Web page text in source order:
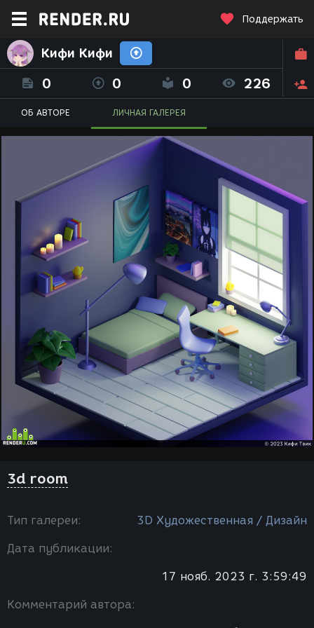
Поддержать
Кифи Кифи
0 0 0 226
ОБ АВТОРЕ ЛИЧНАЯ ГАЛЕРЕЯ
3d room
Тип галереи: 3D Художественная / Дизайн
Дата публикации:
17 нояб. 2023 г. 3:59:49
Комментарий автора: